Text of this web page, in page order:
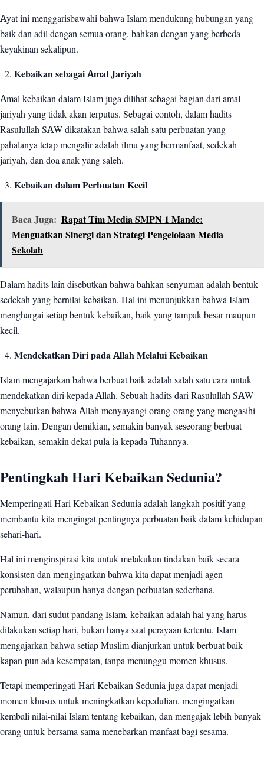
Ayat ini menggarisbawahi bahwa Islam mendukung hubungan yang
baik dan adil dengan semua orang, bahkan dengan yang berbeda
keyakinan sekalipun.
Kebaikan sebagai Amal Jariyah
Amal kebaikan dalam Islam juga dilihat sebagai bagian dari amal
jariyah yang tidak akan terputus. Sebagai contoh, dalam hadits
Rasulullah SAW dikatakan bahwa salah satu perbuatan yang
pahalanya tetap mengalir adalah ilmu yang bermanfaat, sedekah
jariyah, dan doa anak yang saleh.
Kebaikan dalam Perbuatan Kecil
Baca Juga: Rapat Tim Media SMPN 1 Mande:
Menguatkan Sinergi dan Strategi Pengelolaan Media
Sekolah
Dalam hadits lain disebutkan bahwa bahkan senyuman adalah bentuk
sedekah yang bernilai kebaikan. Hal ini menunjukkan bahwa Islam
menghargai setiap bentuk kebaikan, baik yang tampak besar maupun
kecil.
Mendekatkan Diri pada Allah Melalui Kebaikan
Islam mengajarkan bahwa berbuat baik adalah salah satu cara untuk
mendekatkan diri kepada Allah. Sebuah hadits dari Rasulullah SAW
menyebutkan bahwa Allah menyayangi orang-orang yang mengasihi
orang lain. Dengan demikian, semakin banyak seseorang berbuat
kebaikan, semakin dekat pula ia kepada Tuhannya.
Pentingkah Hari Kebaikan Sedunia?
Memperingati Hari Kebaikan Sedunia adalah langkah positif yang
membantu kita mengingat pentingnya perbuatan baik dalam kehidupan
sehari-hari.
Hal ini menginspirasi kita untuk melakukan tindakan baik secara
konsisten dan mengingatkan bahwa kita dapat menjadi agen
perubahan, walaupun hanya dengan perbuatan sederhana.
Namun, dari sudut pandang Islam, kebaikan adalah hal yang harus
dilakukan setiap hari, bukan hanya saat perayaan tertentu. Islam
mengajarkan bahwa setiap Muslim dianjurkan untuk berbuat baik
kapan pun ada kesempatan, tanpa menunggu momen khusus.
Tetapi memperingati Hari Kebaikan Sedunia juga dapat menjadi
momen khusus untuk meningkatkan kepedulian, mengingatkan
kembali nilai-nilai Islam tentang kebaikan, dan mengajak lebih banyak
orang untuk bersama-sama menebarkan manfaat bagi sesama.